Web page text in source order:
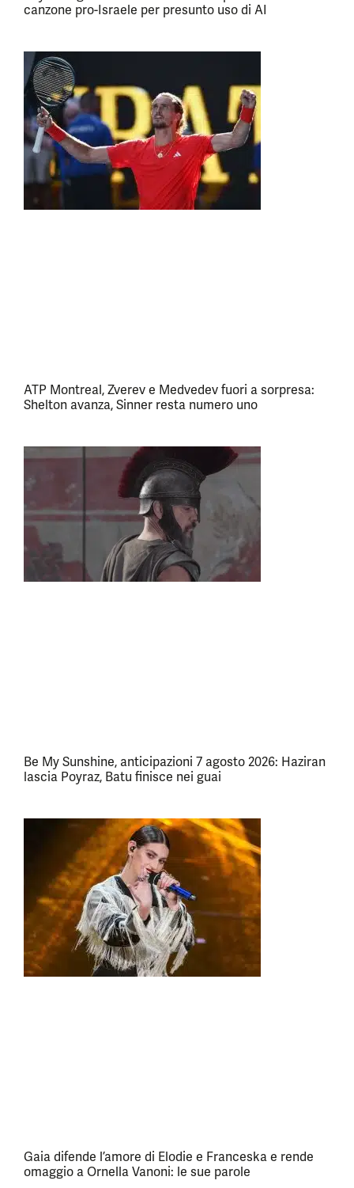
canzone pro-Israele per presunto uso di AI
ATP Montreal, Zverev e Medvedev fuori a sorpresa:
Shelton avanza, Sinner resta numero uno
Be My Sunshine, anticipazioni 7 agosto 2026: Haziran
lascia Poyraz, Batu finisce nei guai
Gaia difende l’amore di Elodie e Franceska e rende
omaggio a Ornella Vanoni: le sue parole